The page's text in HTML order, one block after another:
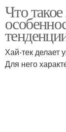
Что
Хай-тек делает
Для него